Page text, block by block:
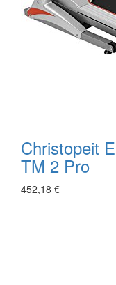
Christopeit
TM 2 Pro
452,18 €